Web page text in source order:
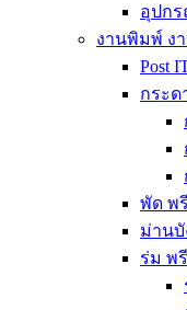
อุปก
งานพิมพ์ ง
Post
กระด
พัด พ
ม่านบั
ร่ม พ